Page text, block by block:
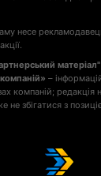
несе
матеріал"
–
компаній; редакція
не збігатися з